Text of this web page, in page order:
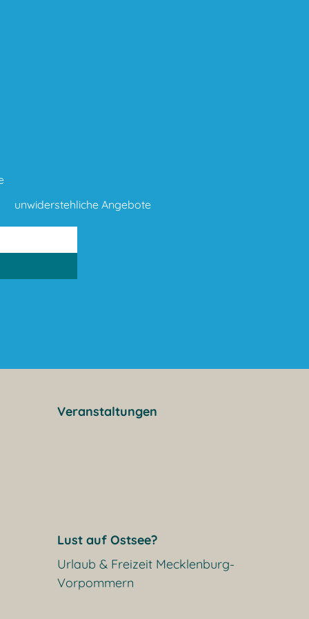
unwiderstehliche Angebote
Veranstaltungen
Lust auf Ostsee?
Urlaub & Freizeit Mecklenburg-
Vorpommern